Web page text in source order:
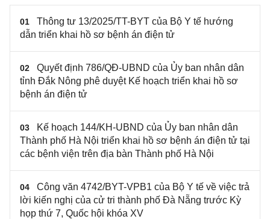
01
Thông tư 13/2025/TT-BYT của Bộ Y tế hướng
dẫn triển khai hồ sơ bệnh án điện tử
02
Quyết định 786/QĐ-UBND của Ủy ban nhân dân
tỉnh Đắk Nông phê duyệt Kế hoạch triển khai hồ sơ
bệnh án điện tử
03
Kế hoạch 144/KH-UBND của Ủy ban nhân dân
Thành phố Hà Nội triển khai hồ sơ bệnh án điện tử tại
các bệnh viện trên địa bàn Thành phố Hà Nội
04
Công văn 4742/BYT-VPB1 của Bộ Y tế về việc trả
lời kiến nghị của cử tri thành phố Đà Nẵng trước Kỳ
họp thứ 7, Quốc hội khóa XV